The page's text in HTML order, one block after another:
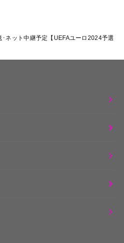
ネット中継予定【UEFAユーロ2024予選